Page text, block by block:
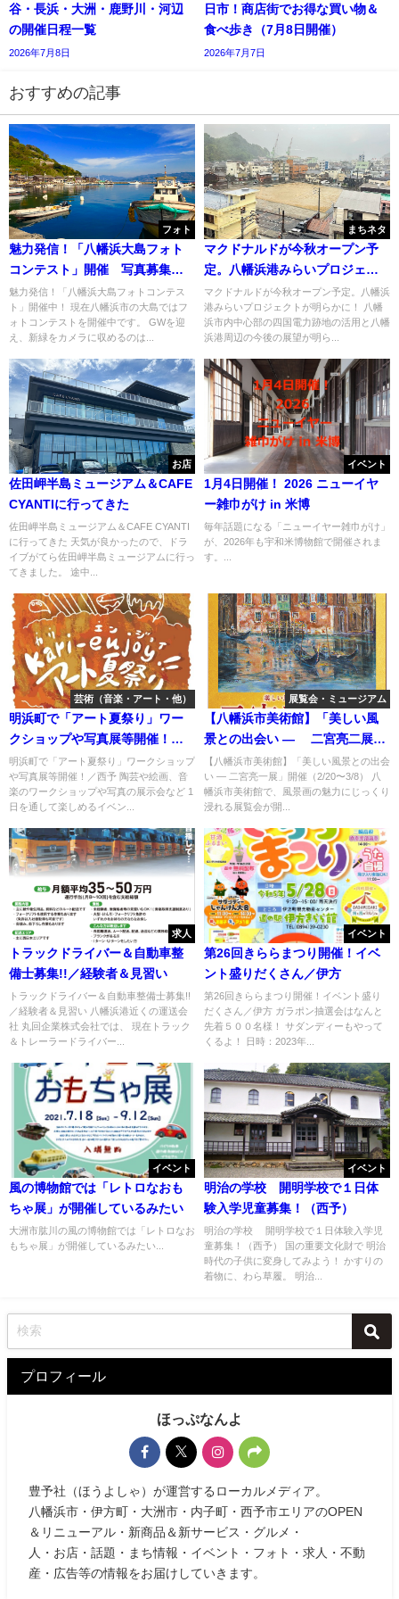
谷・長浜・大洲・鹿野川・河辺
の開催日程一覧
2026年7月8日
日市！商店街でお得な買い物＆
食べ歩き（7月8日開催）
2026年7月7日
おすすめの記事
フォト
魅力発信！「八幡浜大島フォト
コンテスト」開催 写真募集
中！
魅力発信！「八幡浜大島フォトコンテス
ト」開催中！ 現在八幡浜市の大島ではフ
ォトコンテストを開催中です。 GWを迎
え、新緑をカメラに収めるのは...
まちネタ
マクドナルドが今秋オープン予
定。八幡浜港みらいプロジェク
トが明らかに！
マクドナルドが今秋オープン予定。八幡浜
港みらいプロジェクトが明らかに！ 八幡
浜市内中心部の四国電力跡地の活用と八幡
浜港周辺の今後の展望が明ら...
お店
佐田岬半島ミュージアム＆CAFE
CYANTIに行ってきた
佐田岬半島ミュージアム＆CAFE CYANTI
に行ってきた 天気が良かったので、ドラ
イブがてら佐田岬半島ミュージアムに行っ
てきました。 途中...
イベント
1月4日開催！ 2026 ニューイヤ
ー雑巾がけ in 米博
毎年話題になる「ニューイヤー雑巾がけ」
が、2026年も宇和米博物館で開催されま
す。...
芸術（音楽・アート・他）
明浜町で「アート夏祭り」ワー
クショップや写真展等開催！／
西予
明浜町で「アート夏祭り」ワークショップ
や写真展等開催！／西予 陶芸や絵画、音
楽のワークショップや写真の展示会など 1
日を通して楽しめるイベン...
展覧会・ミュージアム
【八幡浜市美術館】「美しい風
景との出会い ― 二宮亮二展」
開催
【八幡浜市美術館】「美しい風景との出会
い ― 二宮亮一展」開催（2/20〜3/8） 八
幡浜市美術館で、風景画の魅力にじっくり
浸れる展覧会が開...
求人
トラックドライバー＆自動車整
備士募集!!／経験者＆見習い
トラックドライバー＆自動車整備士募集!!
／経験者＆見習い 八幡浜港近くの運送会
社 丸回企業株式会社では、 現在トラック
＆トレーラードライバー...
イベント
第26回きららまつり開催！イベ
ント盛りだくさん／伊方
第26回きららまつり開催！イベント盛り
だくさん／伊方 ガラポン抽選会はなんと
先着５００名様！ サダンディーもやって
くるよ！ 日時：2023年...
イベント
風の博物館では「レトロなおも
ちゃ展」が開催しているみたい
大洲市肱川の風の博物館では「レトロなお
もちゃ展」が開催しているみたい...
イベント
明治の学校 開明学校で１日体
験入学児童募集！（西予）
明治の学校 開明学校で１日体験入学児
童募集！（西予） 国の重要文化財で 明治
時代の子供に変身してみよう！ かすりの
着物に、わら草履。 明治...
プロフィール
ほっぷなんよ
豊予社（ほうよしゃ）が運営するローカルメディア。
八幡浜市・伊方町・大洲市・内子町・西予市エリアのOPEN
＆リニューアル・新商品＆新サービス・グルメ・
人・お店・話題・まち情報・イベント・フォト・求人・不動
産・広告等の情報をお届けしていきます。